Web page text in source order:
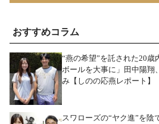
おすすめコラム
“燕の希望”を託された20
ボールを大事に」田中陽翔
み【しのの応燕レポート】
スワローズの“ヤク進”を